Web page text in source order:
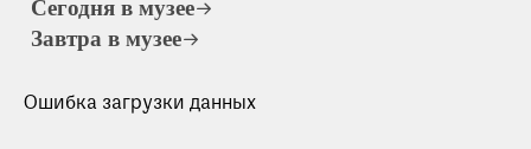
Сегодня в музее
Завтра в музее
Ошибка загрузки данных